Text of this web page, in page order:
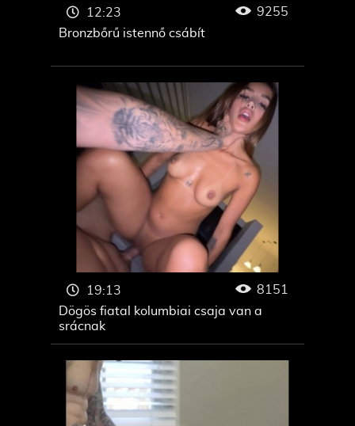
Bronzbőrű istennő csábít
12:23 9255
Dögös fiatal kolumbiai csaja van a
srácnak
19:13 8151